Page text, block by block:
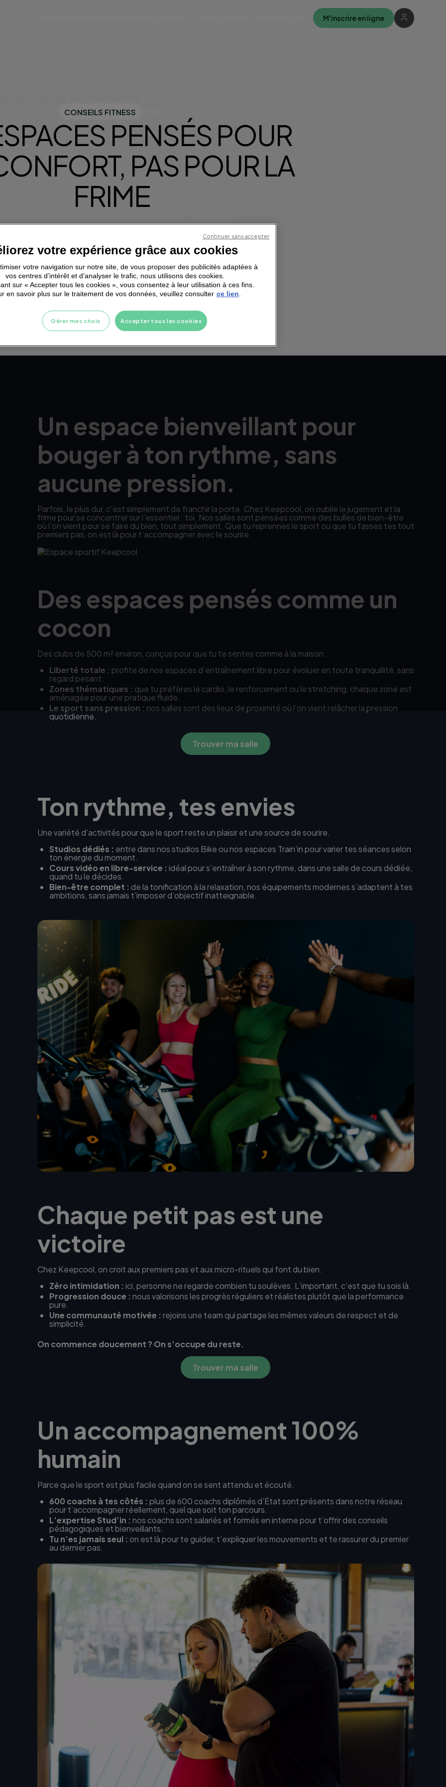
M'inscrire en ligne
CONSEILS FITNESS
PENSÉS POUR
PAS POUR LA
FRIME
pression.
Un espace bienveillant pour
bouger à ton rythme, sans
aucune pression.
Parfois, le plus dur, c’est simplement de franchir la porte. Chez Keepcool, on oublie le jugement et la
frime pour se concentrer sur l’essentiel : toi. Nos salles sont pensées comme des bulles de bien-être
où l’on vient pour se faire du bien, tout simplement. Que tu reprennes le sport ou que tu fasses tes tout
premiers pas, on est là pour t’accompagner avec le sourire.
Des espaces pensés comme un
cocon
Des clubs de 500 m² environ, conçus pour que tu te sentes comme à la maison.
Liberté totale : profite de nos espaces d’entraînement libre pour évoluer en toute tranquillité, sans
regard pesant.
Zones thématiques : que tu préfères le cardio, le renforcement ou le stretching, chaque zone est
aménagée pour une pratique fluide.
Le sport sans pression : nos salles sont des lieux de proximité où l’on vient relâcher la pression
quotidienne.
Trouver ma salle
Ton rythme, tes envies
Une variété d’activités pour que le sport reste un plaisir et une source de sourire.
Studios dédiés : entre dans nos studios Bike ou nos espaces Train’in pour varier tes séances selon
ton énergie du moment.
Cours vidéo en libre-service : idéal pour s’entraîner à son rythme, dans une salle de cours dédiée,
quand tu le décides.
Bien-être complet : de la tonification à la relaxation, nos équipements modernes s’adaptent à tes
ambitions, sans jamais t’imposer d’objectif inatteignable.
Chaque petit pas est une
victoire
Chez Keepcool, on croit aux premiers pas et aux micro-rituels qui font du bien.
Zéro intimidation : ici, personne ne regarde combien tu soulèves. L’important, c’est que tu sois là.
Progression douce : nous valorisons les progrès réguliers et réalistes plutôt que la performance
pure.
Une communauté motivée : rejoins une team qui partage les mêmes valeurs de respect et de
simplicité.
On commence doucement ? On s’occupe du reste.
Trouver ma salle
Un accompagnement 100%
humain
Parce que le sport est plus facile quand on se sent attendu et écouté.
600 coachs à tes côtés : plus de 600 coachs diplômés d’État sont présents dans notre réseau
pour t’accompagner réellement, quel que soit ton parcours.
L’expertise Stud’in : nos coachs sont salariés et formés en interne pour t’offrir des conseils
pédagogiques et bienveillants.
Tu n’es jamais seul : on est là pour te guider, t’expliquer les mouvements et te rassurer du premier
au dernier pas.
votre expérience grâce aux cookies
votre navigation sur notre site, de vous proposer des publicités adaptées à
vos centres d’intérêt et d’analyser le trafic, nous utilisons des cookies.
sur « Accepter tous les cookies », vous consentez à leur utilisation à ces fins.
en savoir plus sur le traitement de vos données, veuillez consulter ce lien
Accepter tous les cookies
Gérer mes choix
Continuer sans accepter